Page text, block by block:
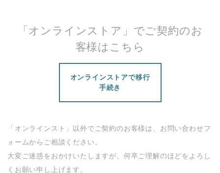
「オンラインストア」でご契約のお
客様はこちら
オンラインストアで移行
手続き
「オンラインスト」以外でご契約のお客様は、お問い合わせフ
ォームからご相談ください。
大変ご迷惑をおかけいたしますが、何卒ご理解のほどをよろし
くお願い申し上げます。